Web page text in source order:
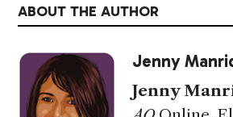
ABOUT THE AUTHOR
Jenny
Jenny